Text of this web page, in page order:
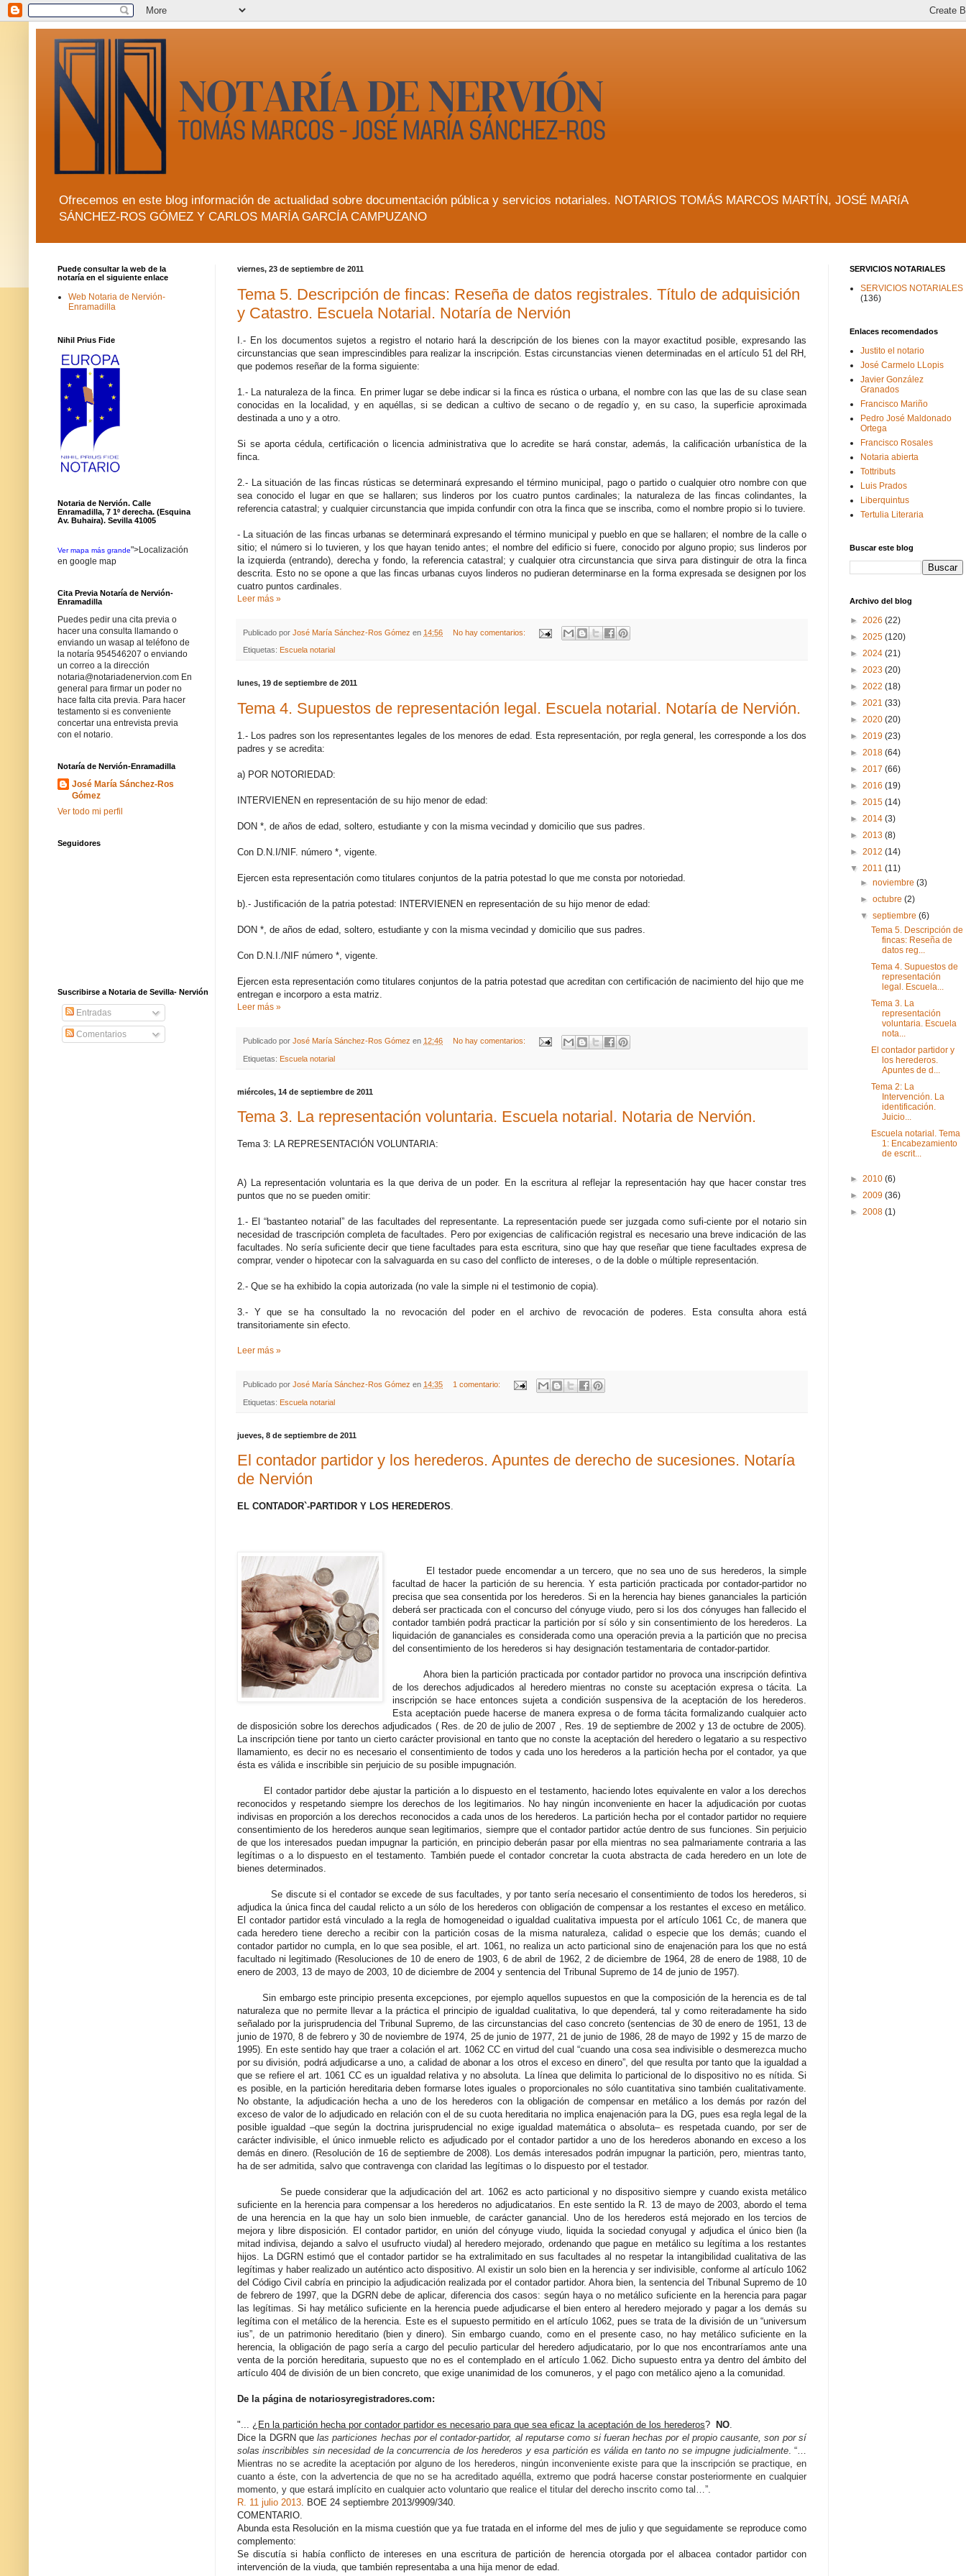
Ofrecemos en este blog información de actualidad sobre documentación pública y servicios notariales. NOTARIOS TOMÁS MARCOS MARTÍN, JOSÉ MARíA
SÁNCHEZ-ROS GÓMEZ Y CARLOS MARÍA GARCÍA CAMPUZANO
viernes, 23 de septiembre de 2011
Tema 5. Descripción de fincas: Reseña de datos registrales. Título de adquisición
y Catastro. Escuela Notarial. Notaría de Nervión
I.- En los documentos sujetos a registro el notario hará la descripción de los bienes con la mayor exactitud posible, expresando las
circunstancias que sean imprescindibles para realizar la inscripción. Estas circunstancias vienen determinadas en el artículo 51 del RH,
que podemos reseñar de la forma siguiente:
1.- La naturaleza de la finca. En primer lugar se debe indicar si la finca es rústica o urbana, el nombre con las que las de su clase sean
conocidas en la localidad, y en aquéllas, si se dedican a cultivo de secano o de regadío y, en su caso, la superficie aproximada
destinada a uno y a otro.
Si se aporta cédula, certificación o licencia administrativa que lo acredite se hará constar, además, la calificación urbanística de la
finca.
2.- La situación de las fincas rústicas se determinará expresando el término municipal, pago o partido o cualquier otro nombre con que
sea conocido el lugar en que se hallaren; sus linderos por los cuatro puntos cardinales; la naturaleza de las fincas colindantes, la
referencia catastral; y cualquier circunstancia que impida confundir con otra la finca que se inscriba, como el nombre propio si lo tuviere.
- La situación de las fincas urbanas se determinará expresando el término municipal y pueblo en que se hallaren; el nombre de la calle o
sitio; el número si lo tuvieren, y los que hayan tenido antes; el nombre del edificio si fuere, conocido por alguno propio; sus linderos por
la izquierda (entrando), derecha y fondo, la referencia catastral; y cualquier otra circunstancia que sirva para distinguir de otra la finca
descrita. Esto no se opone a que las fincas urbanas cuyos linderos no pudieran determinarse en la forma expresada se designen por los
cuatro puntos cardinales.
Leer más »
Publicado por José María Sánchez-Ros Gómez en 14:56 No hay comentarios:
Etiquetas: Escuela notarial
lunes, 19 de septiembre de 2011
Tema 4. Supuestos de representación legal. Escuela notarial. Notaría de Nervión.
1.- Los padres son los representantes legales de los menores de edad. Esta representación, por regla general, les corresponde a los dos
padres y se acredita:
a) POR NOTORIEDAD:
INTERVIENEN en representación de su hijo menor de edad:
DON *, de años de edad, soltero, estudiante y con la misma vecindad y domicilio que sus padres.
Con D.N.I/NIF. número *, vigente.
Ejercen esta representación como titulares conjuntos de la patria potestad lo que me consta por notoriedad.
b).- Justificación de la patria potestad: INTERVIENEN en representación de su hijo menor de edad:
DON *, de años de edad, soltero, estudiante y con la misma vecindad y domicilio que sus padres.
Con D.N.I./NIF número *, vigente.
Ejercen esta representación como titulares conjuntos de la patria potestad que acreditan con certificación de nacimiento del hijo que me
entregan e incorporo a esta matriz.
Leer más »
Publicado por José María Sánchez-Ros Gómez en 12:46 No hay comentarios:
Etiquetas: Escuela notarial
miércoles, 14 de septiembre de 2011
Tema 3. La representación voluntaria. Escuela notarial. Notaria de Nervión.
Tema 3: LA REPRESENTACIÓN VOLUNTARIA:
A) La representación voluntaria es la que deriva de un poder. En la escritura al reflejar la representación hay que hacer constar tres
puntos que no se pueden omitir:
1.- El “bastanteo notarial” de las facultades del representante. La representación puede ser juzgada como sufi-ciente por el notario sin
necesidad de trascripción completa de facultades. Pero por exigencias de calificación registral es necesario una breve indicación de las
facultades. No sería suficiente decir que tiene facultades para esta escritura, sino que hay que reseñar que tiene facultades expresa de
comprar, vender o hipotecar con la salvaguarda en su caso del conflicto de intereses, o de la doble o múltiple representación.
2.- Que se ha exhibido la copia autorizada (no vale la simple ni el testimonio de copia).
3.- Y que se ha consultado la no revocación del poder en el archivo de revocación de poderes. Esta consulta ahora está
transitoriamente sin efecto.
Leer más »
Publicado por José María Sánchez-Ros Gómez en 14:35 1 comentario:
Etiquetas: Escuela notarial
jueves, 8 de septiembre de 2011
El contador partidor y los herederos. Apuntes de derecho de sucesiones. Notaría
de Nervión
EL CONTADOR`-PARTIDOR Y LOS HEREDEROS.
El testador puede encomendar a un tercero, que no sea uno de sus herederos, la simple
facultad de hacer la partición de su herencia. Y esta partición practicada por contador-partidor no
precisa que sea consentida por los herederos. Si en la herencia hay bienes gananciales la partición
deberá ser practicada con el concurso del cónyuge viudo, pero si los dos cónyuges han fallecido el
contador también podrá practicar la partición por sí sólo y sin consentimiento de los herederos. La
liquidación de gananciales es considerada como una operación previa a la partición que no precisa
del consentimiento de los herederos si hay designación testamentaria de contador-partidor.
Ahora bien la partición practicada por contador partidor no provoca una inscripción defintiva
de los derechos adjudicados al heredero mientras no conste su aceptación expresa o tácita. La
inscripción se hace entonces sujeta a condición suspensiva de la aceptación de los herederos.
Esta aceptación puede hacerse de manera expresa o de forma tácita formalizando cualquier acto
de disposición sobre los derechos adjudicados ( Res. de 20 de julio de 2007 , Res. 19 de septiembre de 2002 y 13 de octubre de 2005).
La inscripción tiene por tanto un cierto carácter provisional en tanto que no conste la aceptación del heredero o legatario a su respectivo
llamamiento, es decir no es necesario el consentimiento de todos y cada uno los herederos a la partición hecha por el contador, ya que
ésta es válida e inscribible sin perjuicio de su posible impugnación.
El contador partidor debe ajustar la partición a lo dispuesto en el testamento, haciendo lotes equivalente en valor a los derechos
reconocidos y respetando siempre los derechos de los legitimarios. No hay ningún inconveniente en hacer la adjudicación por cuotas
indivisas en proporción a los derechos reconocidos a cada unos de los herederos. La partición hecha por el contador partidor no requiere
consentimiento de los herederos aunque sean legitimarios, siempre que el contador partidor actúe dentro de sus funciones. Sin perjuicio
de que los interesados puedan impugnar la partición, en principio deberán pasar por ella mientras no sea palmariamente contraria a las
legítimas o a lo dispuesto en el testamento. También puede el contador concretar la cuota abstracta de cada heredero en un lote de
bienes determinados.
Se discute si el contador se excede de sus facultades, y por tanto sería necesario el consentimiento de todos los herederos, si
adjudica la única finca del caudal relicto a un sólo de los herederos con obligación de compensar a los restantes el exceso en metálico.
El contador partidor está vinculado a la regla de homogeneidad o igualdad cualitativa impuesta por el artículo 1061 Cc, de manera que
cada heredero tiene derecho a recibir con la partición cosas de la misma naturaleza, calidad o especie que los demás; cuando el
contador partidor no cumpla, en lo que sea posible, el art. 1061, no realiza un acto particional sino de enajenación para los que no está
facultado ni legitimado (Resoluciones de 10 de enero de 1903, 6 de abril de 1962, 2 de diciembre de 1964, 28 de enero de 1988, 10 de
enero de 2003, 13 de mayo de 2003, 10 de diciembre de 2004 y sentencia del Tribunal Supremo de 14 de junio de 1957).
Sin embargo este principio presenta excepciones, por ejemplo aquellos supuestos en que la composición de la herencia es de tal
naturaleza que no permite llevar a la práctica el principio de igualdad cualitativa, lo que dependerá, tal y como reiteradamente ha sido
señalado por la jurisprudencia del Tribunal Supremo, de las circunstancias del caso concreto (sentencias de 30 de enero de 1951, 13 de
junio de 1970, 8 de febrero y 30 de noviembre de 1974, 25 de junio de 1977, 21 de junio de 1986, 28 de mayo de 1992 y 15 de marzo de
1995). En este sentido hay que traer a colación el art. 1062 CC en virtud del cual “cuando una cosa sea indivisible o desmerezca mucho
por su división, podrá adjudicarse a uno, a calidad de abonar a los otros el exceso en dinero”, del que resulta por tanto que la igualdad a
que se refiere el art. 1061 CC es un igualdad relativa y no absoluta. La línea que delimita lo particional de lo dispositivo no es nítida. Si
es posible, en la partición hereditaria deben formarse lotes iguales o proporcionales no sólo cuantitativa sino también cualitativamente.
No obstante, la adjudicación hecha a uno de los herederos con la obligación de compensar en metálico a los demás por razón del
exceso de valor de lo adjudicado en relación con el de su cuota hereditaria no implica enajenación para la DG, pues esa regla legal de la
posible igualdad –que según la doctrina jurisprudencial no exige igualdad matemática o absoluta– es respetada cuando, por ser de
carácter indivisible, el único inmueble relicto es adjudicado por el contador partidor a uno de los herederos abonando en exceso a los
demás en dinero. (Resolución de 16 de septiembre de 2008). Los demás interesados podrán impugnar la partición, pero, mientras tanto,
ha de ser admitida, salvo que contravenga con claridad las legítimas o lo dispuesto por el testador.
Se puede considerar que la adjudicación del art. 1062 es acto particional y no dispositivo siempre y cuando exista metálico
suficiente en la herencia para compensar a los herederos no adjudicatarios. En este sentido la R. 13 de mayo de 2003, abordo el tema
de una herencia en la que hay un solo bien inmueble, de carácter ganancial. Uno de los herederos está mejorado en los tercios de
mejora y libre disposición. El contador partidor, en unión del cónyuge viudo, liquida la sociedad conyugal y adjudica el único bien (la
mitad indivisa, dejando a salvo el usufructo viudal) al heredero mejorado, ordenando que pague en metálico su legítima a los restantes
hijos. La DGRN estimó que el contador partidor se ha extralimitado en sus facultades al no respetar la intangibilidad cualitativa de las
legítimas y haber realizado un auténtico acto dispositivo. Al existir un solo bien en la herencia y ser indivisible, conforme al artículo 1062
del Código Civil cabría en principio la adjudicación realizada por el contador partidor. Ahora bien, la sentencia del Tribunal Supremo de 10
de febrero de 1997, que la DGRN debe de aplicar, diferencia dos casos: según haya o no metálico suficiente en la herencia para pagar
las legítimas. Si hay metálico suficiente en la herencia puede adjudicarse el bien entero al heredero mejorado y pagar a los demás su
legítima con el metálico de la herencia. Este es el supuesto permitido en el artículo 1062, pues se trata de la división de un “universum
ius”, de un patrimonio hereditario (bien y dinero). Sin embargo cuando, como en el presente caso, no hay metálico suficiente en la
herencia, la obligación de pago sería a cargo del peculio particular del heredero adjudicatario, por lo que nos encontraríamos ante una
venta de la porción hereditaria, supuesto que no es el contemplado en el artículo 1.062. Dicho supuesto entra ya dentro del ámbito del
artículo 404 de división de un bien concreto, que exige unanimidad de los comuneros, y el pago con metálico ajeno a la comunidad.
De la página de notariosyregistradores.com:
"... ¿ En la partición hecha por contador partidor es necesario para que sea eficaz la aceptación de los herederos? NO.
Dice la DGRN quelas particiones hechas por el contador-partidor, al reputarse como si fueran hechas por el propio causante, son por sí
solas inscribibles sin necesidad de la concurrencia de los herederos y esa partición es válida en tanto no se impugne judicialmente. “…
Mientras no se acredite la aceptación por alguno de los herederos, ningún inconveniente existe para que la inscripción se practique, en
cuanto a éste, con la advertencia de que no se ha acreditado aquélla, extremo que podrá hacerse constar posteriormente en cualquier
momento, y que estará implícito en cualquier acto voluntario que realice el titular del derecho inscrito como tal…”.
R. 11 julio 2013. BOE 24 septiembre 2013/9909/340.
COMENTARIO.
Abunda esta Resolución en la misma cuestión que ya fue tratada en el informe del mes de julio y que seguidamente se reproduce como
complemento:
Se discutía si había conflicto de intereses en una escritura de partición de herencia otorgada por el albacea contador partidor con
intervención de la viuda, que también representaba a una hija menor de edad.
Puede consultar la web de la
notaría en el siguiente enlace
Web Notaria de Nervión-
Enramadilla
Nihil Prius Fide
Notaria de Nervión. Calle
Enramadilla, 7 1º derecha. (Esquina
Av. Buhaira). Sevilla 41005
Ver mapa más grande">Localización
en google map
Cita Previa Notaría de Nervión-
Enramadilla
Puedes pedir una cita previa o
hacer una consulta llamando o
enviando un wasap al teléfono de
la notaría 954546207 o enviando
un correo a la dirección
notaria@notariadenervion.com En
general para firmar un poder no
hace falta cita previa. Para hacer
testamento si es conveniente
concertar una entrevista previa
con el notario.
Notaría de Nervión-Enramadilla
José María Sánchez-Ros
Gómez
Ver todo mi perfil
Seguidores
Suscribirse a Notaria de Sevilla- Nervión
Entradas
Comentarios
SERVICIOS NOTARIALES
SERVICIOS NOTARIALES
(136)
Enlaces recomendados
Justito el notario
José Carmelo LLopis
Javier González
Granados
Francisco Mariño
Pedro José Maldonado
Ortega
Francisco Rosales
Notaria abierta
Tottributs
Luis Prados
Liberquintus
Tertulia Literaria
Buscar este blog
Archivo del blog
► 2026 (22)
► 2025 (120)
► 2024 (21)
► 2023 (20)
► 2022 (18)
► 2021 (33)
► 2020 (20)
► 2019 (23)
► 2018 (64)
► 2017 (66)
► 2016 (19)
► 2015 (14)
► 2014 (3)
► 2013 (8)
► 2012 (14)
▼ 2011 (11)
►noviembre(3)
►octubre(2)
▼septiembre(6)
Tema 5. Descripción de
fincas: Reseña de
datos reg...
Tema 4. Supuestos de
representación
legal. Escuela...
Tema 3. La
representación
voluntaria. Escuela
nota...
El contador partidor y
los herederos.
Apuntes de d...
Tema 2: La
Intervención. La
identificación.
Juicio...
Escuela notarial. Tema
1: Encabezamiento
de escrit...
► 2010 (6)
► 2009 (36)
► 2008 (1)